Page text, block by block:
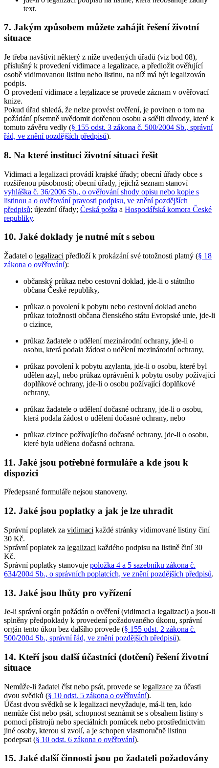
text.
7. Jakým způsobem můžete zahájit řešení životní
situace
Je třeba navštívit některý z níže uvedených úřadů (viz bod 08),
příslušný k provedení vidimace a legalizace, a předložit ověřující
osobě vidimovanou listinu nebo listinu, na níž má být legalizován
podpis.
O provedení vidimace a legalizace se provede záznam v ověřovací
knize.
Pokud úřad shledá, že nelze provést ověření, je povinen o tom na
požádání písemně uvědomit dotčenou osobu a sdělit důvody, které k
tomuto závěru vedly (§ 155 odst. 3 zákona č. 500/2004 Sb., správní
řád, ve znění pozdějších předpisů).
8. Na které instituci životní situaci řešit
Vidimaci a legalizaci provádí krajské úřady; obecní úřady obce s
rozšířenou působností; obecní úřady, jejichž seznam stanoví
vyhláška č. 36/2006 Sb., o ověřování shody opisu nebo kopie s
listinou a o ověřování pravosti podpisu, ve znění pozdějších
předpisů; újezdní úřady; Česká pošta a Hospodářská komora České
republiky.
10. Jaké doklady je nutné mít s sebou
Žadatel o legalizaci předloží k prokázání své totožnosti platný (§ 18
zákona o ověřování):
občanský průkaz nebo cestovní doklad, jde-li o státního
občana České republiky,
průkaz o povolení k pobytu nebo cestovní doklad anebo
průkaz totožnosti občana členského státu Evropské unie, jde-li
o cizince,
průkaz žadatele o udělení mezinárodní ochrany, jde-li o
osobu, která podala žádost o udělení mezinárodní ochrany,
průkaz povolení k pobytu azylanta, jde-li o osobu, které byl
udělen azyl, nebo průkaz oprávnění k pobytu osoby požívající
doplňkové ochrany, jde-li o osobu požívající doplňkové
ochrany,
průkaz žadatele o udělení dočasné ochrany, jde-li o osobu,
která podala žádost o udělení dočasné ochrany, nebo
průkaz cizince požívajícího dočasné ochrany, jde-li o osobu,
které byla udělena dočasná ochrana.
11. Jaké jsou potřebné formuláře a kde jsou k
dispozici
Předepsané formuláře nejsou stanoveny.
12. Jaké jsou poplatky a jak je lze uhradit
Správní poplatek za vidimaci každé stránky vidimované listiny činí
30 Kč.
Správní poplatek za legalizaci každého podpisu na listině činí 30
Kč.
Správní poplatky stanovuje položka 4 a 5 sazebníku zákona č.
634/2004 Sb., o správních poplatcích, ve znění pozdějších předpisů.
13. Jaké jsou lhůty pro vyřízení
Je-li správní orgán požádán o ověření (vidimaci a legalizaci) a jsou-li
splněny předpoklady k provedení požadovaného úkonu, správní
orgán tento úkon bez dalšího provede (§ 155 odst. 2 zákona č.
500/2004 Sb., správní řád, ve znění pozdějších předpisů).
14. Kteří jsou další účastníci (dotčení) řešení životní
situace
Nemůže-li žadatel číst nebo psát, provede se legalizace za účasti
dvou svědků (§ 10 odst. 5 zákona o ověřování).
Účast dvou svědků se k legalizaci nevyžaduje, má-li ten, kdo
nemůže číst nebo psát, schopnost seznámit se s obsahem listiny s
pomocí přístrojů nebo speciálních pomůcek nebo prostřednictvím
jiné osoby, kterou si zvolí, a je schopen vlastnoručně listinu
podepsat (§ 10 odst. 6 zákona o ověřování).
15. Jaké další činnosti jsou po žadateli požadovány